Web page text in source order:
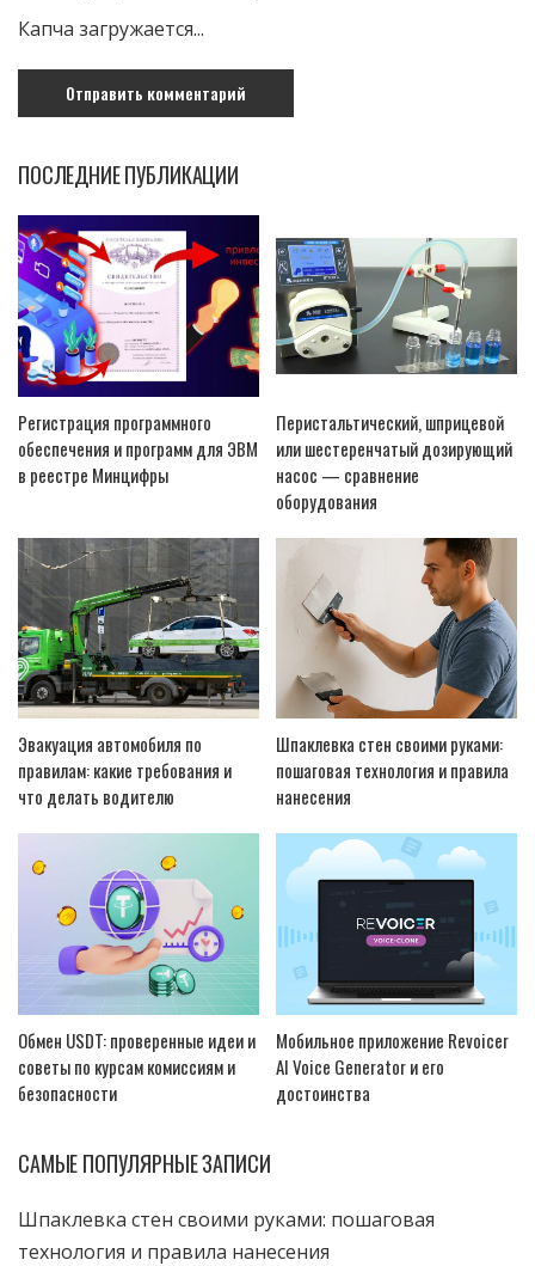
Капча загружается...
ПОСЛЕДНИЕ ПУБЛИКАЦИИ
Регистрация программного
обеспечения и программ для ЭВМ
в реестре Минцифры
Перистальтический, шприцевой
или шестеренчатый дозирующий
насос — сравнение
оборудования
Эвакуация автомобиля по
правилам: какие требования и
что делать водителю
Шпаклевка стен своими руками:
пошаговая технология и правила
нанесения
Обмен USDT: проверенные идеи и
советы по курсам комиссиям и
безопасности
Мобильное приложение Revoicer
AI Voice Generator и его
достоинства
САМЫЕ ПОПУЛЯРНЫЕ ЗАПИСИ
Шпаклевка стен своими руками: пошаговая
технология и правила нанесения